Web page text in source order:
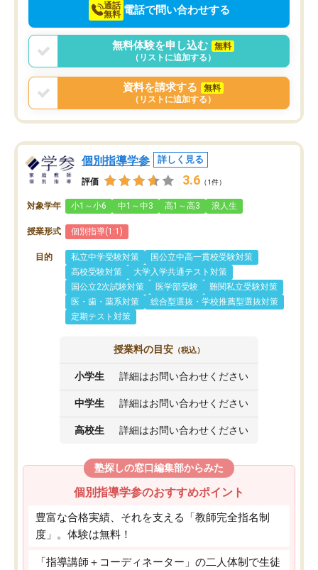
通話
無料 電話で問い合わせする
無料体験を申し込む
無料
（リストに追加する）
資料を請求する
無料
（リストに追加する）
個別指導学参 詳しく見る
評価 3.6 （1件）
対象学年 小1～小6 中1～中3 高1～高3 浪人生
授業形式 個別指導(1:1)
目的 私立中学受験対策
国公立中高一貫校受験対策
高校受験対策
大学入学共通テスト対策
国公立2次試験対策
医学部受験
難関私立受験対策
医・歯・薬系対策
総合型選抜・学校推薦型選抜対策
定期テスト対策
授業料の目安 （税込）
小学生 詳細はお問い合わせください
中学生 詳細はお問い合わせください
高校生 詳細はお問い合わせください
塾探しの窓口編集部からみた
個別指導学参のおすすめポイント
豊富な合格実績、それを支える「教師完全指名制
度」。体験は無料！
「指導講師＋コーディネーター」の二人体制で生徒